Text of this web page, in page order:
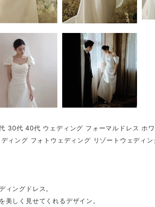
30代 40代 ウェディング フォーマルドレス ホ
ィング フォトウェディング リゾートウェディン
ィングドレス。
美しく見せてくれるデザイン。